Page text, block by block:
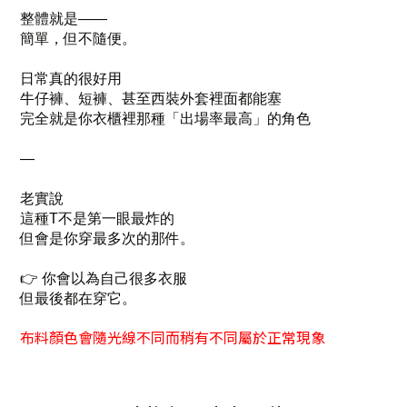
整體就是——
簡單，但不隨便。
日常真的很好用
牛仔褲、短褲、甚至西裝外套裡面都能塞
完全就是你衣櫃裡那種「出場率最高」的角色
—
老實說
這種T不是第一眼最炸的
但會是你穿最多次的那件。
👉 你會以為自己很多衣服
但最後都在穿它。
布料顏色會隨光線不同而稍有不同屬於正常現象